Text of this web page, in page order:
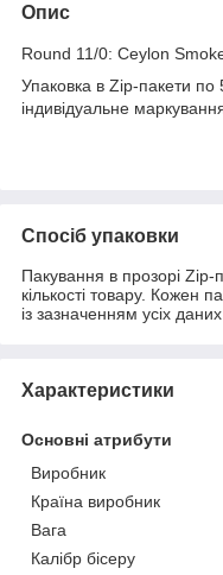
Опис
Round 11/0: Ceylon
Упаковка в Zip-пакети
індивідуальне
Спосіб упаковки
Пакування в прозорі Zip-
кількості товару. Кожен
із зазначенням усіх
Характеристики
Основні атрибути
Виробник
Країна виробник
Вага
Калібр бісеру